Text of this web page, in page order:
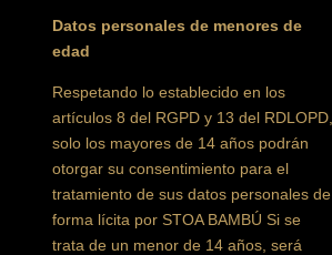
Datos personales de menores de
edad
Respetando lo establecido en los
artículos 8 del RGPD y 13 del RDLOPD,
solo los mayores de 14 años podrán
otorgar su consentimiento para el
tratamiento de sus datos personales de
forma lícita por STOA BAMBÚ Si se
trata de un menor de 14 años, será